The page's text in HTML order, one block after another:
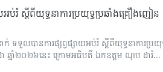
រំ ស្ដីពីយុទ្ធនាការប្រយុទ្ធប្រឆាំងគ្រឿងញៀន
ទួលបានការផ្សព្វផ្សាយអប់រំ ស្ដីពីយុទ្ធនាការប្រយុ
ា ឆ្នាំ២០២៦នេះ ក្រោមអធិបតី ឯកឧត្តម ណុប ដារ៉...